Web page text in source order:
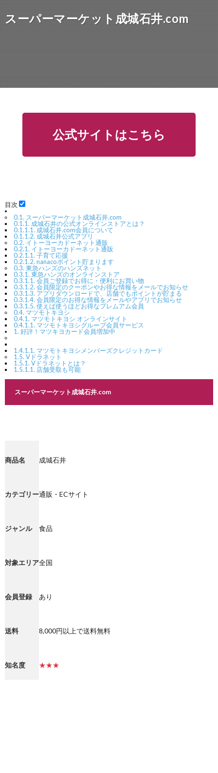
スーパーマーケット成城石井.com
公式サイトはこちら
目次
0.1. スーパーマーケット成城石井.com
0.1.1. 成城石井の公式オンラインストアとは？
0.1.1.1. 成城石井.com会員について
0.1.1.2. 成城石井公式アプリ
0.2. イトーヨーカドーネット通販
0.2.1. イトーヨーカドーネット通販
0.2.1.1. 子育て応援
0.2.1.2. nanacoポイント貯まります
0.3. 東急ハンズのハンズネット
0.3.1. 東急ハンズのオンラインストア
0.3.1.1. 会員ご登録でお得に・便利にお買い物
0.3.1.2. 会員限定のクーポンやお得な情報をメールでお知らせ
0.3.1.3. アプリダウンロードで、店舗でもポイントが貯まる
0.3.1.4. 会員限定のお得な情報をメールやアプリでお知らせ
0.3.1.5. 使えば使うほどお得なプレムアム会員
0.4. マツモトキヨシ
0.4.1. マツモトキヨシ オンラインサイト
0.4.1.1. マツモトキヨシグループ会員サービス
1. 好評！マツキヨカード会員増加中
1.4.1.1. マツモトキヨシメンバーズクレジットカード
1.5. Vドラネット
1.5.1. Vドラネットとは？
1.5.1.1. 店舗受取も可能
スーパーマーケット成城石井.com
商品名 成城石井
カテゴリー通販・ECサイト
ジャンル 食品
対象エリア全国
会員登録 あり
送料 8,000円以上で送料無料
知名度 ★★★